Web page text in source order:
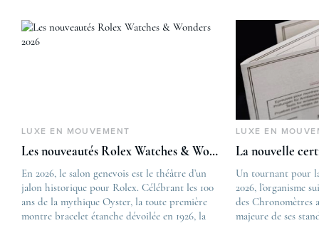
LUXE EN MOUVEMENT
Les nouveautés Rolex Watches & Wonders 2026
En 2026, le salon genevois est le théâtre d’un
jalon historique pour Rolex. Célébrant les 100
ans de la mythique Oyster, la toute première
montre bracelet étanche dévoilée en 1926, la
The post
Les nouveautés
first appeared on
Lovetime
LUXE EN
La nouvelle
Un tournant pour
2026, l’organisme
des Chronomètres
majeure de ses